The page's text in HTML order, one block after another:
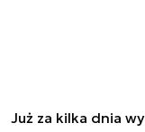
Już za kilka dnia